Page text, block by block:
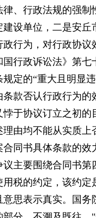
律、行政法规的强
建设单位，二是安
行为，对行政协
国行政诉讼法》第
定的“重大且明显
款否认行政行为
于协议订立之初
理由均不能从实质上
合同书具体条款的效
主要围绕合同书
税的约定，该约
意思表示真实。国